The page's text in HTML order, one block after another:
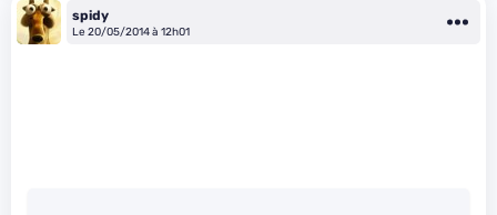
spidy
Le 20/05/2014 à 12h01